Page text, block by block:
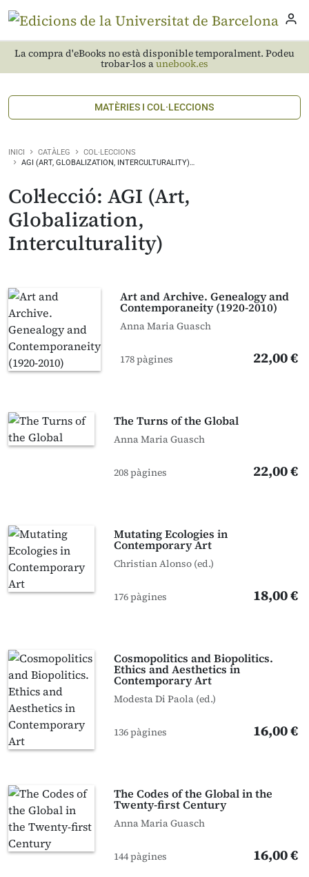
La compra d'eBooks no està disponible temporalment. Podeu
trobar-los aunebook.es
MATÈRIES I COL·LECCIONS
INICI CATÀLEG
COL·LECCIONS
AGI (ART, GLOBALIZATION, INTERCULTURALITY)…
Col·lecció: AGI (Art,
Globalization,
Interculturality)
Art and Archive. Genealogy and
Contemporaneity (1920-2010)
Anna Maria Guasch
178 pàgines 22,00 €
The Turns of the Global
Anna Maria Guasch
208 pàgines 22,00 €
Mutating Ecologies in
Contemporary Art
Christian Alonso (ed.)
176 pàgines 18,00 €
Cosmopolitics and Biopolitics.
Ethics and Aesthetics in
Contemporary Art
Modesta Di Paola (ed.)
136 pàgines 16,00 €
The Codes of the Global in the
Twenty-first Century
Anna Maria Guasch
144 pàgines 16,00 €